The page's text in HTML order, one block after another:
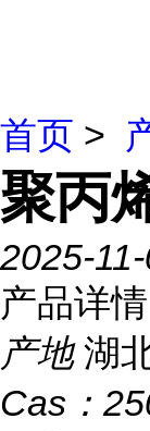
首页 >
聚丙
2025-
产品详情
产地 湖
Cas：